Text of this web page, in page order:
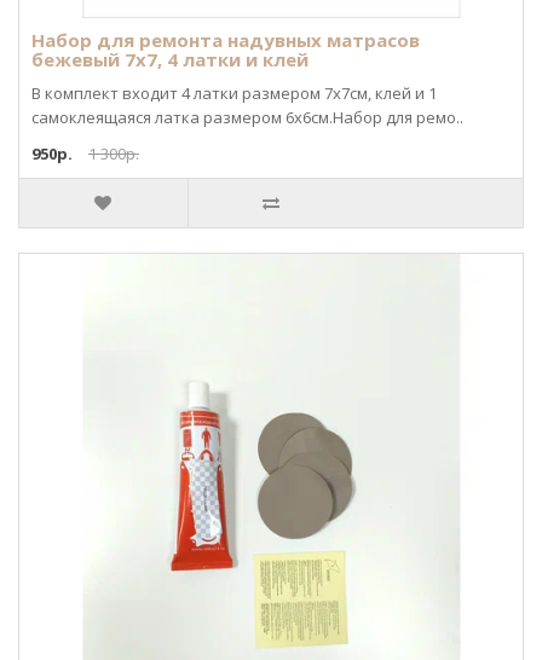
Набор для ремонта надувных матрасов
бежевый 7х7, 4 латки и клей
В комплект входит 4 латки размером 7х7см, клей и 1
самоклеящаяся латка размером 6х6см.Набор для ремо..
950р.
1 300р.